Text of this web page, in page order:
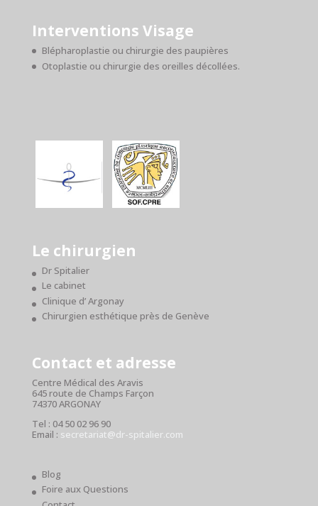
Interventions Visage
Blépharoplastie ou chirurgie des paupières
Otoplastie ou chirurgie des oreilles décollées.
Le chirurgien
Dr Spitalier
Le cabinet
Clinique d’ Argonay
Chirurgien esthétique près de Genève
Contact et adresse
Centre Médical des Aravis
645 route de Champs Farçon
74370 ARGONAY
Tel : 04 50 02 96 90
Email : secretariat@dr-spitalier.com
Blog
Foire aux Questions